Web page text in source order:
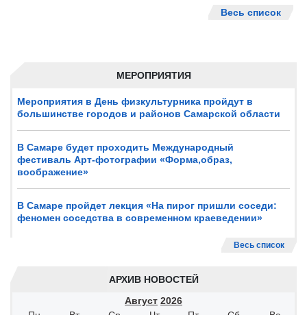
МЕРОПРИЯТИЯ
Мероприятия в День физкультурника пройдут в
большинстве городов и районов Самарской области
В Самаре будет проходить Международный
фестиваль Арт-фотографии «Форма,образ,
воображение»
В Самаре пройдет лекция «На пирог пришли соседи:
феномен соседства в современном краеведении»
Весь список
АРХИВ НОВОСТЕЙ
Август 2026
Весь список